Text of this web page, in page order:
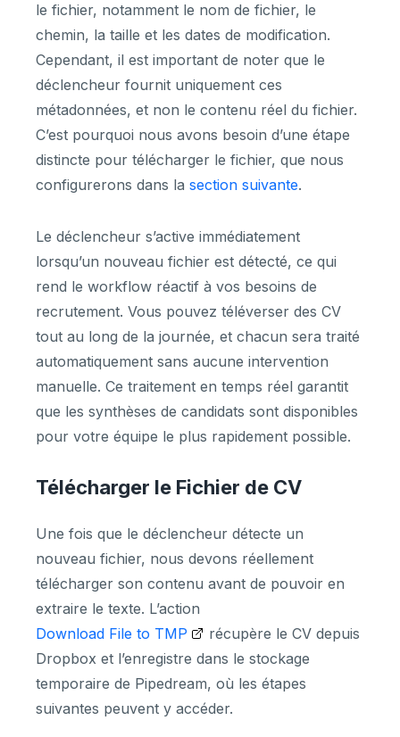
le fichier, notamment le nom de fichier, le
chemin, la taille et les dates de modification.
Cependant, il est important de noter que le
déclencheur fournit uniquement ces
métadonnées, et non le contenu réel du fichier.
C’est pourquoi nous avons besoin d’une étape
distincte pour télécharger le fichier, que nous
configurerons dans la section suivante.
Le déclencheur s’active immédiatement
lorsqu’un nouveau fichier est détecté, ce qui
rend le workflow réactif à vos besoins de
recrutement. Vous pouvez téléverser des CV
tout au long de la journée, et chacun sera traité
automatiquement sans aucune intervention
manuelle. Ce traitement en temps réel garantit
que les synthèses de candidats sont disponibles
pour votre équipe le plus rapidement possible.
Télécharger le Fichier de CV
Une fois que le déclencheur détecte un
nouveau fichier, nous devons réellement
télécharger son contenu avant de pouvoir en
extraire le texte. L’action
Download File to TMP
récupère le CV depuis
Dropbox et l’enregistre dans le stockage
temporaire de Pipedream, où les étapes
suivantes peuvent y accéder.